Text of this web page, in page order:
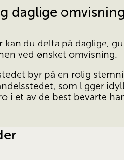
daglige
kan du delta på daglige,
ved ønsket omvisning.
byr på en rolig
som ligger
i et av de best bevarte